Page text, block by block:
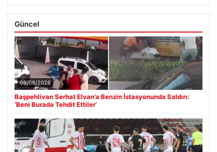
Güncel
09/08/2026
Başpehlivan Serhat Elvan’a Benzin İstasyonunda Saldırı:
‘Beni Burada Tehdit Ettiler’